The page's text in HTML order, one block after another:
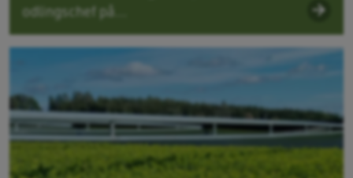
odlingschef på...